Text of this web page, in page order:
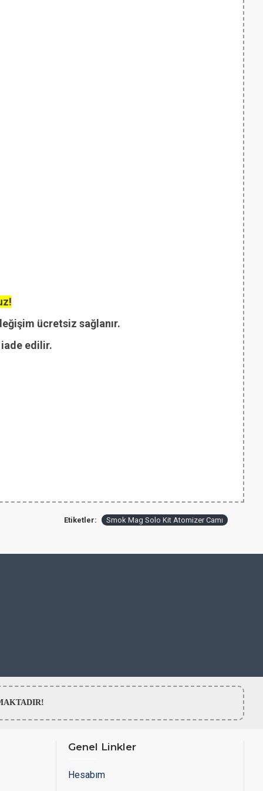
ücretsiz sağlanır.
edilir.
Etiketler: Smok Mag Solo Kit Atomizer Camı
Genel Linkler
Hesabım